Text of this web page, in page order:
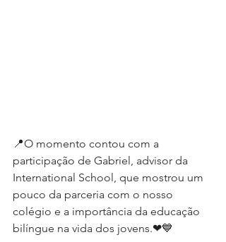
📍O momento contou com a
participação de Gabriel, advisor da
International School, que mostrou um
pouco da parceria com o nosso
colégio e a importância da educação
bilíngue na vida dos jovens.❤💙